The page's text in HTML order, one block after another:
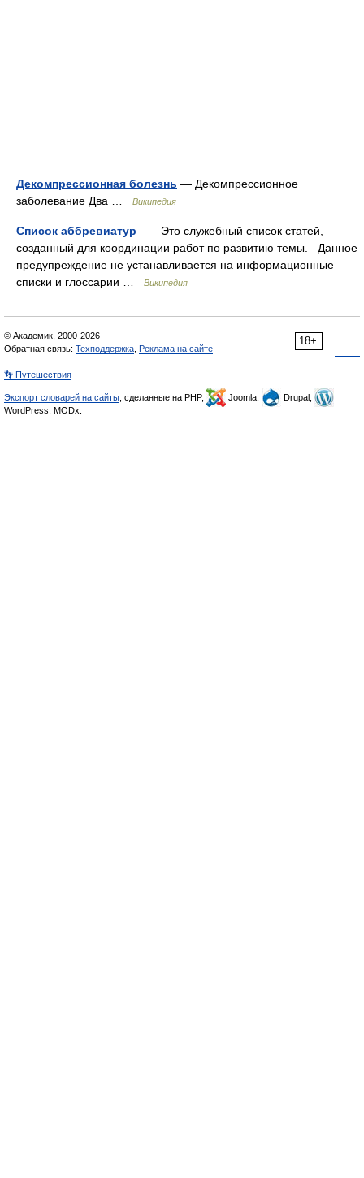
Декомпрессионная болезнь — Декомпрессионное
заболевание Два …
Википедия
Список аббревиатур — Это служебный список статей,
созданный для координации работ по развитию темы. Данное
предупреждение не устанавливается на информационные
списки и глоссарии …
Википедия
18+
© Академик, 2000-2026
Обратная связь: Техподдержка Реклама на сайте
👣 Путешествия
Экспорт словарей на сайты , сделанные на PHP, Joomla,
Drupal,
WordPress, MODx.